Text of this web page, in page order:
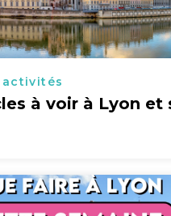
à voir à Lyon et